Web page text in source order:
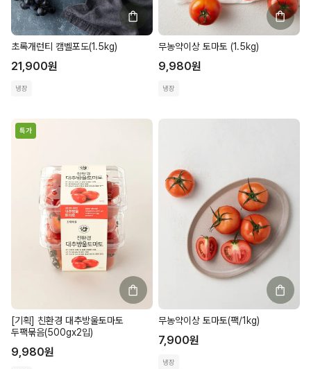
초록개런티 캠벨포도(1.5kg)
21,900원
냉장
무농약이상 토마토 (1.5kg)
9,980원
냉장
특가
[기획] 친환경 대추방울토마토
두팩묶음(500gx2입)
9,980원
무농약이상 토마토(팩/1kg)
7,900원
냉장